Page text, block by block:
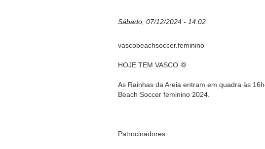
Sábado, 07/12/2024 - 14:02
vascobeachsoccer.feminino
HOJE TEM VASCO 💢
As Rainhas da Areia entram em quadra às
Beach Soccer feminino 2024.
Patrocinadores: